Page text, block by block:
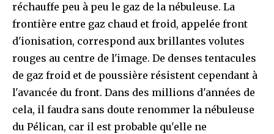
réchauffe peu à peu le gaz de la nébuleuse. La
frontière entre gaz chaud et froid, appelée front
d'ionisation, correspond aux brillantes volutes
rouges au centre de l'image. De denses tentacules
de gaz froid et de poussière résistent cependant à
l'avancée du front. Dans des millions d'années de
cela, il faudra sans doute renommer la nébuleuse
du Pélican, car il est probable qu'elle ne